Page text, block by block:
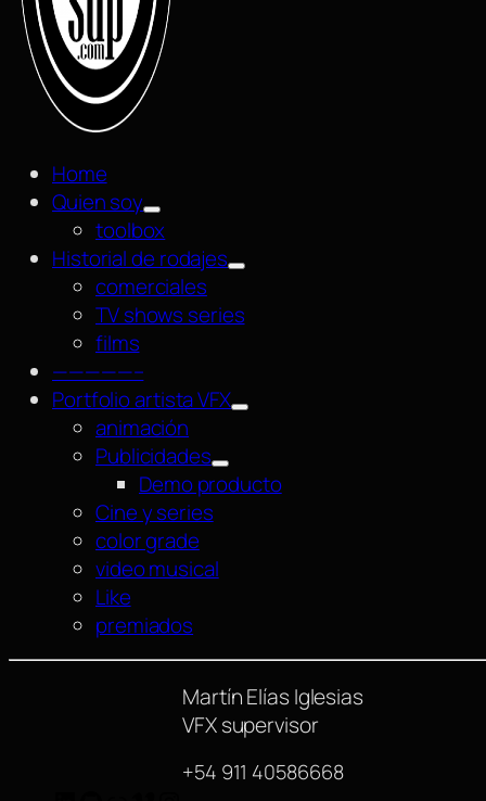
Home
Quien soy
toolbox
Historial de rodajes
comerciales
TV shows series
films
—————–
Portfolio artista VFX
animación
Publicidades
Demo producto
Cine y series
color grade
video musical
Like
premiados
Martín Elías Iglesias
VFX supervisor
+54 911 40586668